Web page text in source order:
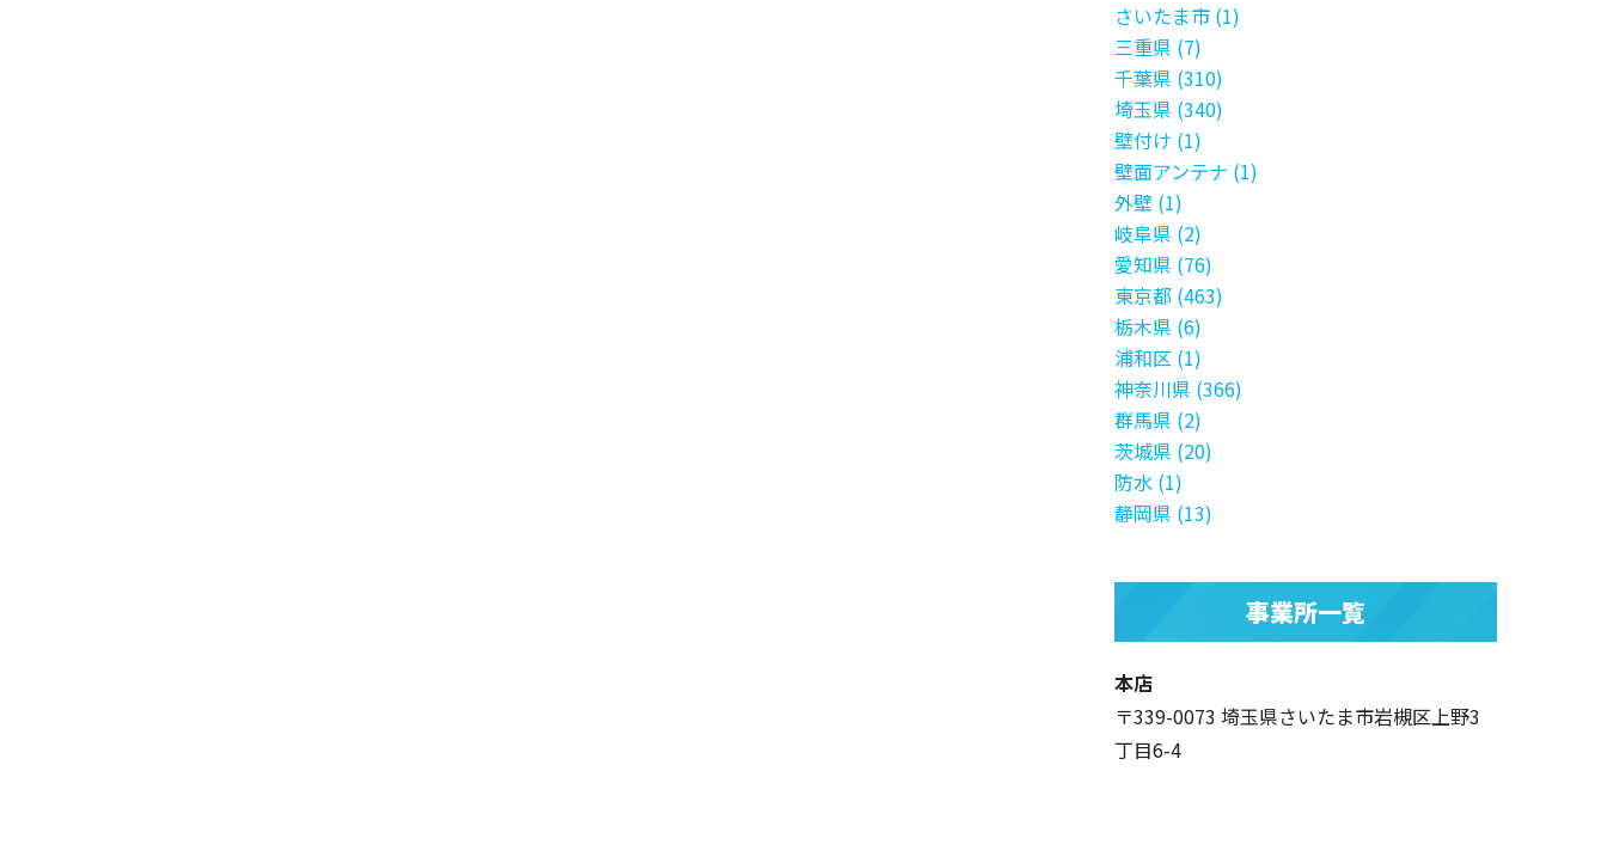
さいたま市 (1)
三重県 (7)
千葉県 (310)
埼玉県 (340)
壁付け (1)
壁面アンテナ (1)
外壁 (1)
岐阜県 (2)
愛知県 (76)
東京都 (463)
栃木県 (6)
浦和区 (1)
神奈川県 (366)
群馬県 (2)
茨城県 (20)
防水 (1)
静岡県 (13)
事業所一覧
本店
〒339-0073 埼玉県さいたま市岩槻区上野3
丁目6-4